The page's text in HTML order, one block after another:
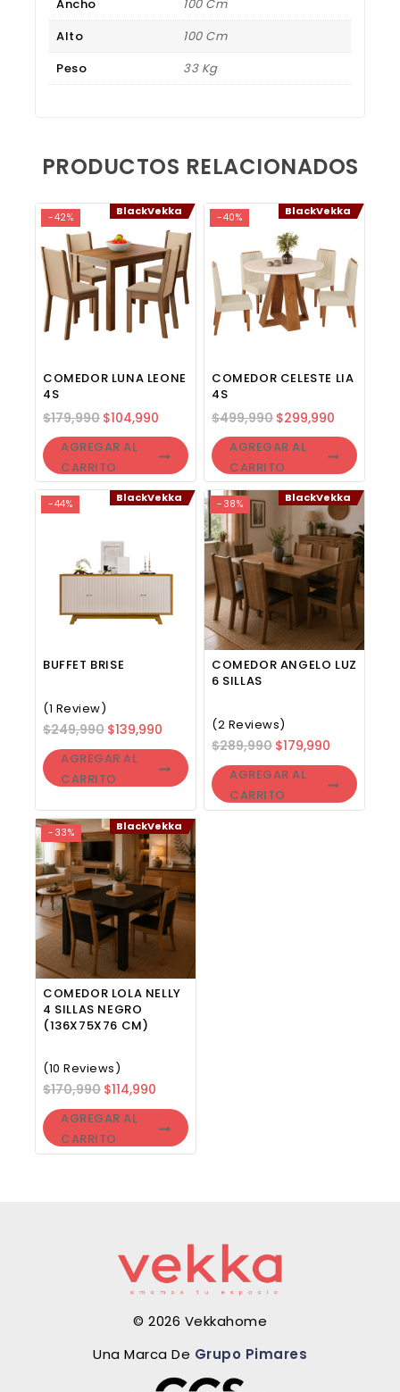
Ancho
100 Cm
Alto
100 Cm
Peso
33 Kg
PRODUCTOS RELACIONADOS
-42% BlackVekka
COMEDOR LUNA LEONE
4S
$179,990 $104,990
AGREGAR AL
CARRITO
-40% BlackVekka
COMEDOR CELESTE LIA
4S
$499,990 $299,990
AGREGAR AL
CARRITO
-44% BlackVekka
BUFFET BRISE
(1 Review)
$249,990 $139,990
AGREGAR AL
CARRITO
-38% BlackVekka
COMEDOR ANGELO LUZ
6 SILLAS
(2 Reviews)
$289,990 $179,990
AGREGAR AL
CARRITO
-33% BlackVekka
COMEDOR LOLA NELLY
4 SILLAS NEGRO
(136X75X76 CM)
(10 Reviews)
$170,990 $114,990
AGREGAR AL
CARRITO
© 2026 Vekkahome
Una Marca De Grupo Pimares